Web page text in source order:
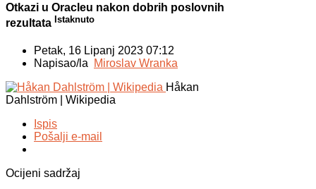
Otkazi u Oracleu nakon dobrih poslovnih
rezultata Istaknuto
Petak, 16 Lipanj 2023 07:12
Napisao/la Miroslav Wranka
Håkan
Dahlström | Wikipedia
Ispis
Pošalji e-mail
Ocijeni sadržaj